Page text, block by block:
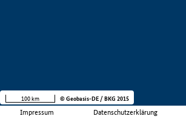
Impressum Datenschutzerklärung
100 km © Geobasis-DE / BKG 2015